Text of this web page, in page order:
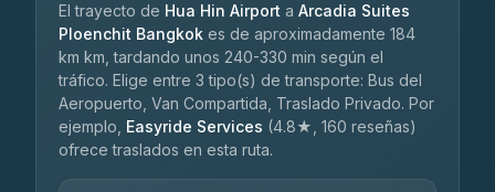
El trayecto de Hua Hin Airport a Arcadia Suites
Ploenchit Bangkok es de aproximadamente 184
km km, tardando unos 240-330 min según el
tráfico. Elige entre 3 tipo(s) de transporte: Bus del
Aeropuerto, Van Compartida, Traslado Privado. Por
ejemplo, Easyride Services (4.8★, 160 reseñas)
ofrece traslados en esta ruta.